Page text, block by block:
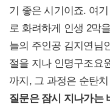
기 좋은 시기이죠. 여
로 화려하게 인생 2막
늘의 주인공 김지연님
절을 지나 인명구조요
까지, 그 과정은 순탄
질문은 잠시 지나가는